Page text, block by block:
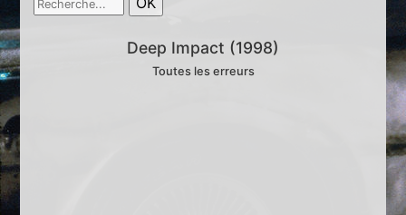
Deep Impact (1998)
Toutes les erreurs